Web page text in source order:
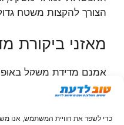
כדי לשפר את חוויית המשתמש, אנו
הצורך להקצות משטח
מאזני ביקורת
אמנם מדידת משקל
מטרה אך ישנם ענפים
מעבדות בהן סטיה